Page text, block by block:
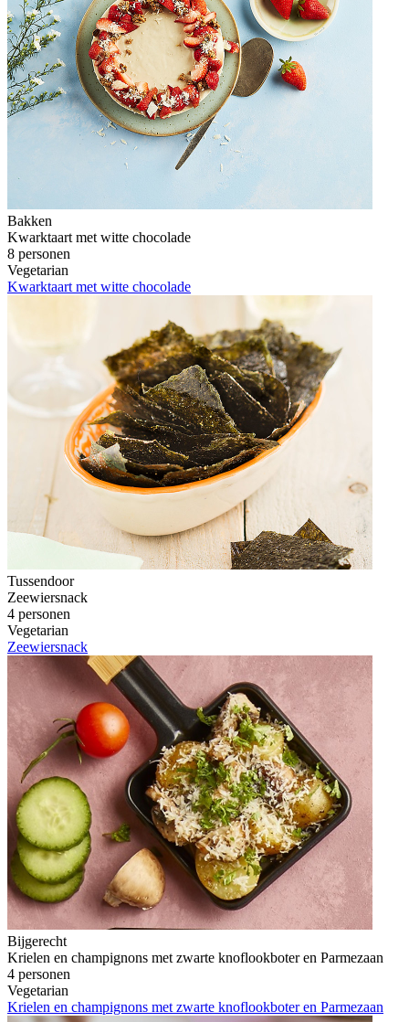
Bakken
Kwarktaart met witte chocolade
8 personen
Vegetarian
Kwarktaart met witte chocolade
Tussendoor
Zeewiersnack
4 personen
Vegetarian
Zeewiersnack
Bijgerecht
Krielen en champignons met zwarte knoflookboter en Parmezaan
4 personen
Vegetarian
Krielen en champignons met zwarte knoflookboter en Parmezaan